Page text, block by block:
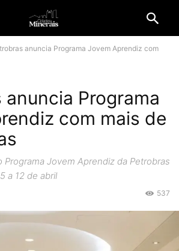
anuncia Programa Jovem Aprendiz com
anuncia Programa
com mais de
Programa Jovem Aprendiz da Petrobras
a 12 de abril
537